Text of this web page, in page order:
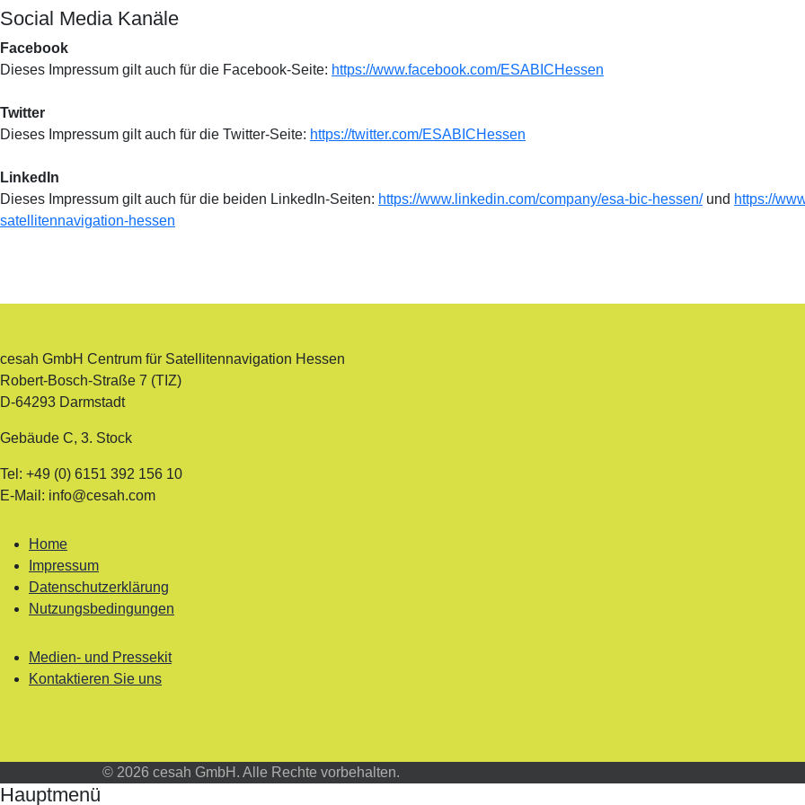
Social Media Kanäle
Facebook
Dieses Impressum gilt auch für die Facebook-Seite: https://www.facebook.com/ESABICHessen
Twitter
Dieses Impressum gilt auch für die Twitter-Seite: https://twitter.com/ESABICHessen
LinkedIn
Dieses Impressum gilt auch für die beiden LinkedIn-Seiten: https://www.linkedin.com/company/esa-bic-hessen/und https://
satellitennavigation-hessen
cesah GmbH Centrum für Satellitennavigation Hessen
Robert-Bosch-Straße 7 (TIZ)
D-64293 Darmstadt
Gebäude C, 3. Stock
Tel: +49 (0) 6151 392 156 10
E-Mail: info@cesah.com
Home
Impressum
Datenschutzerklärung
Nutzungsbedingungen
Medien- und Pressekit
Kontaktieren Sie uns
© 2026 cesah GmbH. Alle Rechte vorbehalten.
Hauptmenü